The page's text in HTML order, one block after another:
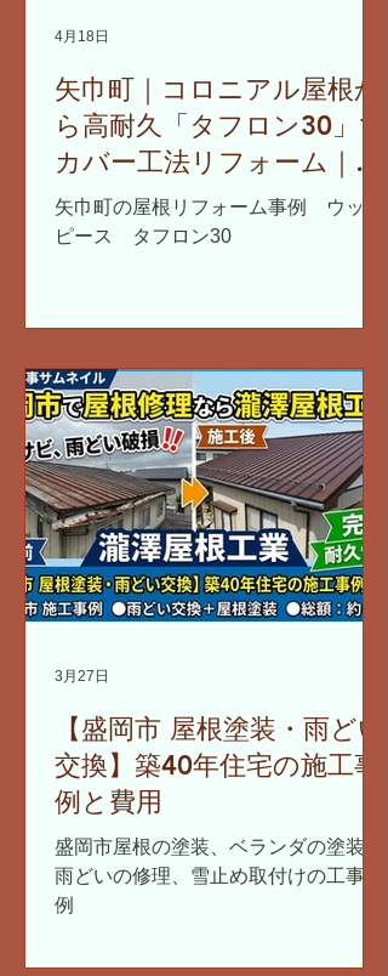
矢巾町｜コロニアル屋根か
ら高耐久「タフロン30」で
カバー工法リフォーム｜雪
止め・雨どいも同時交換
矢巾町の屋根リフォーム事例 ウッド
ピース タフロン30
4月18日
【盛岡市 屋根塗装・雨どい
交換】築40年住宅の施工事
例と費用
盛岡市屋根の塗装、ベランダの塗装、
雨どいの修理、雪止め取付けの工事事
例
3月27日